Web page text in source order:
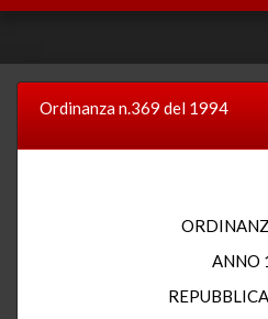
Ordinanza n.369 del 1994
ANNO